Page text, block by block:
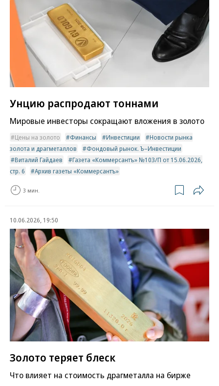
Унцию распродают тоннами
Мировые инвесторы сокращают вложения в золото
Цены на золото Финансы Инвестиции
Новости рынка
золота и драгметаллов
Фондовый рынок. Ъ–Инвестиции
Виталий Гайдаев
Газета «Коммерсантъ» №103/П от 15.06.2026,
стр. 6
Архив газеты «Коммерсантъ»
3 мин.
10.06.2026, 19:50
Золото теряет блеск
Что влияет на стоимость драгметалла на бирже